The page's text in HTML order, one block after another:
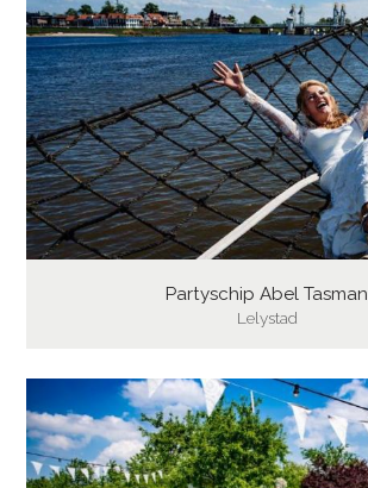
Partyschip Abel Tasman
Lelystad